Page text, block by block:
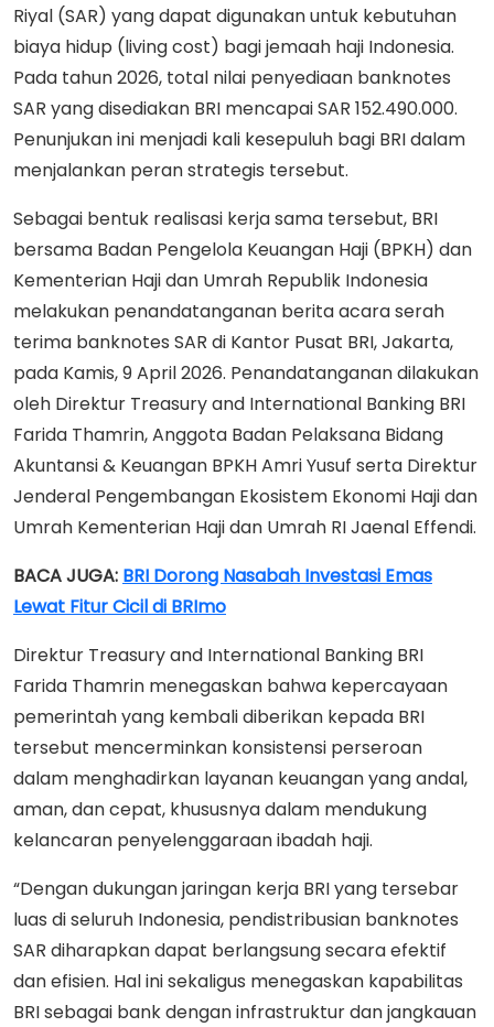
Riyal (SAR) yang dapat digunakan untuk kebutuhan
biaya hidup (living cost) bagi jemaah haji Indonesia.
Pada tahun 2026, total nilai penyediaan banknotes
SAR yang disediakan BRI mencapai SAR 152.490.000.
Penunjukan ini menjadi kali kesepuluh bagi BRI dalam
menjalankan peran strategis tersebut.
Sebagai bentuk realisasi kerja sama tersebut, BRI
bersama Badan Pengelola Keuangan Haji (BPKH) dan
Kementerian Haji dan Umrah Republik Indonesia
melakukan penandatanganan berita acara serah
terima banknotes SAR di Kantor Pusat BRI, Jakarta,
pada Kamis, 9 April 2026. Penandatanganan dilakukan
oleh Direktur Treasury and International Banking BRI
Farida Thamrin, Anggota Badan Pelaksana Bidang
Akuntansi & Keuangan BPKH Amri Yusuf serta Direktur
Jenderal Pengembangan Ekosistem Ekonomi Haji dan
Umrah Kementerian Haji dan Umrah RI Jaenal Effendi.
BACA JUGA: BRI Dorong Nasabah Investasi Emas
Lewat Fitur Cicil di BRImo
Direktur Treasury and International Banking BRI
Farida Thamrin menegaskan bahwa kepercayaan
pemerintah yang kembali diberikan kepada BRI
tersebut mencerminkan konsistensi perseroan
dalam menghadirkan layanan keuangan yang andal,
aman, dan cepat, khususnya dalam mendukung
kelancaran penyelenggaraan ibadah haji.
“Dengan dukungan jaringan kerja BRI yang tersebar
luas di seluruh Indonesia, pendistribusian banknotes
SAR diharapkan dapat berlangsung secara efektif
dan efisien. Hal ini sekaligus menegaskan kapabilitas
BRI sebagai bank dengan infrastruktur dan jangkauan